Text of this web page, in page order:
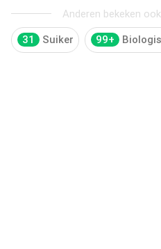
Anderen bekeken
31 Suiker 99+